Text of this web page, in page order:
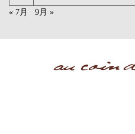
« 7月
9月 »